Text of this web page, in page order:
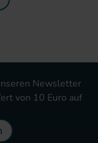
Newsletter
von 10 Euro auf